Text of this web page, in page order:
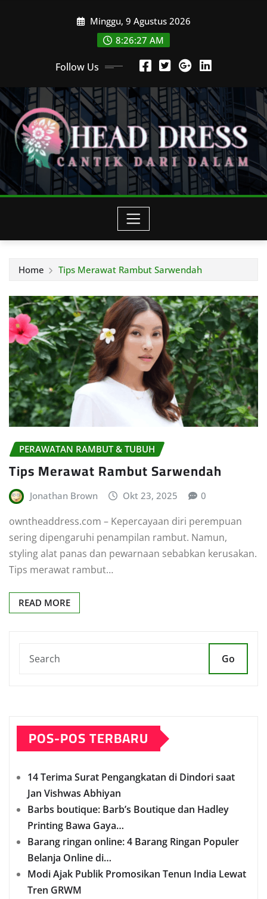
Minggu, 9 Agustus 2026
8:26:28 AM
Follow Us
Home Tips Merawat Rambut Sarwendah
PERAWATAN RAMBUT & TUBUH
Tips Merawat Rambut Sarwendah
Jonathan Brown Okt 23, 2025 0
owntheaddress.com – Kepercayaan diri perempuan
sering dipengaruhi penampilan rambut. Namun,
styling alat panas dan pewarnaan sebabkan kerusakan.
Tips merawat rambut…
READ MORE
Go
POS-POS TERBARU
14 Terima Surat Pengangkatan di Dindori saat
Jan Vishwas Abhiyan
Barbs boutique: Barb’s Boutique dan Hadley
Printing Bawa Gaya…
Barang ringan online: 4 Barang Ringan Populer
Belanja Online di…
Modi Ajak Publik Promosikan Tenun India Lewat
Tren GRWM